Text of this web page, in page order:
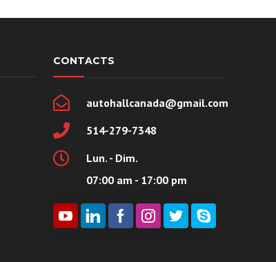
CONTACTS
autohallcanada@gmail.com
514-279-7348
Lun. - Dim.
07:00 am - 17:00 pm